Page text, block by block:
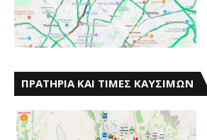
ΠΡΑΤΗΡΙΑ ΚΑΙ ΤΙΜΕΣ ΚΑΥΣΙΜΩΝ